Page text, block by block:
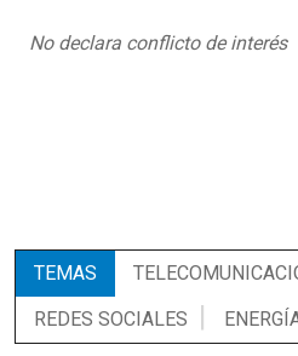
No declara conflicto de interés
TEMAS
REDES SOCIALES